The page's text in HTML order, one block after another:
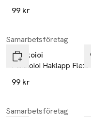
99 kr
Samarbetsföretag
Minikoioi
Minikoioi Haklapp Flexi
99 kr
Samarbetsföretag